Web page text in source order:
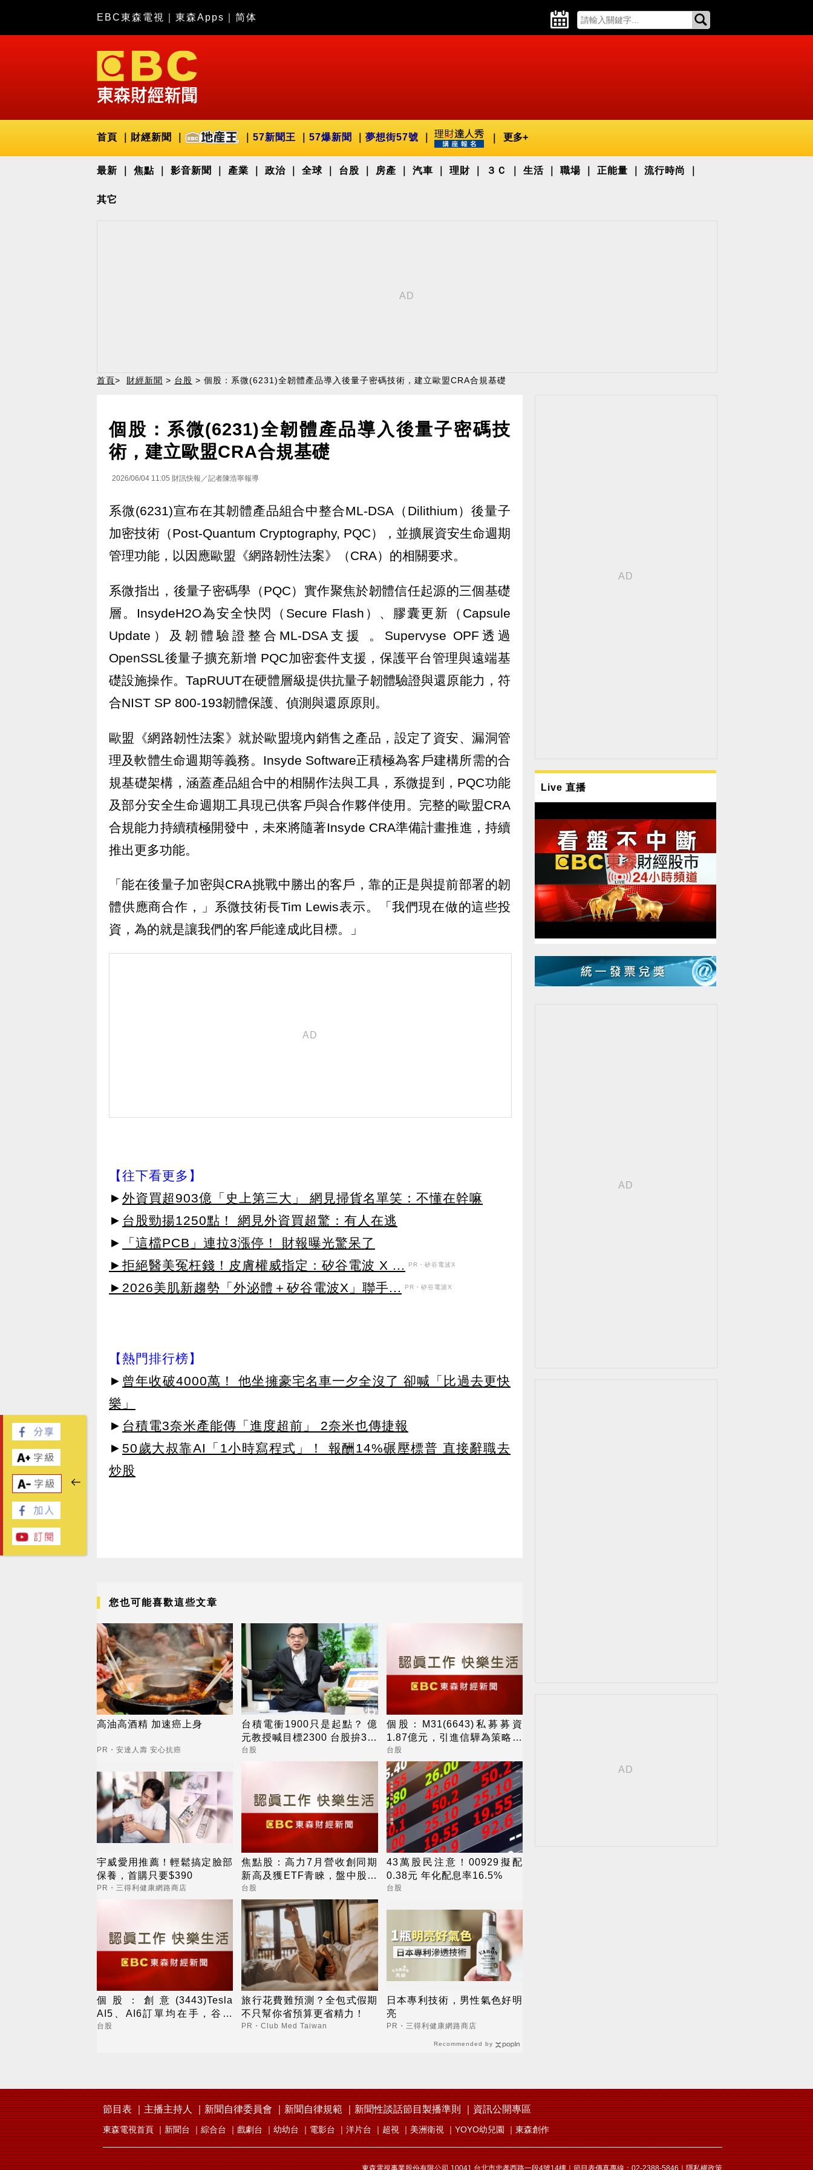
EBC東森電視 東森Apps 简体
首頁 財經新聞 57新聞王 57爆新聞 夢想街57號 更多+
最新 焦點 影音新聞 產業 政治 全球 台股 房產 汽車 理財 ３Ｃ 生活 職場 正能量 流行時尚
其它
首頁> 財經新聞 > 台股 > 個股：系微(6231)全韌體產品導入後量子密碼技術，建立歐盟CRA合規基礎
個股：系微(6231)全韌體產品導入後量子密碼技
術，建立歐盟CRA合規基礎
2026/06/04 11:05 財訊快報／記者陳浩寧報導
系微(6231)宣布在其韌體產品組合中整合ML-DSA（Dilithium）後量子
加密技術（Post-Quantum Cryptography, PQC），並擴展資安生命週期
管理功能，以因應歐盟《網路韌性法案》（CRA）的相關要求。
系微指出，後量子密碼學（PQC）實作聚焦於韌體信任起源的三個基礎
層。InsydeH2O為安全快閃（Secure Flash）、膠囊更新（Capsule
Update）及韌體驗證整合ML-DSA支援 。Supervyse OPF透過
OpenSSL後量子擴充新增 PQC加密套件支援，保護平台管理與遠端基
礎設施操作。TapRUUT在硬體層級提供抗量子韌體驗證與還原能力，符
合NIST SP 800-193韌體保護、偵測與還原原則。
歐盟《網路韌性法案》就於歐盟境內銷售之產品，設定了資安、漏洞管
理及軟體生命週期等義務。Insyde Software正積極為客戶建構所需的合
規基礎架構，涵蓋產品組合中的相關作法與工具，系微提到，PQC功能
及部分安全生命週期工具現已供客戶與合作夥伴使用。完整的歐盟CRA
合規能力持續積極開發中，未來將隨著Insyde CRA準備計畫推進，持續
推出更多功能。
「能在後量子加密與CRA挑戰中勝出的客戶，靠的正是與提前部署的韌
體供應商合作，」系微技術長Tim Lewis表示。「我們現在做的這些投
資，為的就是讓我們的客戶能達成此目標。」
【往下看更多】
► 外資買超903億「史上第三大」 網見掃貨名單笑：不懂在幹嘛
► 台股勁揚1250點！ 網見外資買超驚：有人在逃
►
「這檔PCB」連拉3漲停！ 財報曝光驚呆了
►拒絕醫美冤枉錢！皮膚權威指定：矽谷電波 X ...
PR・矽谷電波X
►2026美肌新趨勢「外泌體＋矽谷電波X」聯手... PR・矽谷電波X
【熱門排行榜】
► 曾年收破4000萬！ 他坐擁豪宅名車一夕全沒了 卻喊「比過去更快
樂」
► 台積電3奈米產能傳「進度超前」 2奈米也傳捷報
► 50歲大叔靠AI「1小時寫程式」！ 報酬14%碾壓標普 直接辭職去
炒股
您也可能喜歡這些文章
高油高酒精 加速癌上身
PR・安達人壽 安心抗癌
台積電衝1900只是起點？ 億
元教授喊目標2300 台股拚3萬
7
台股
個股：M31(6643)私募募資
1.87億元，引進信驊為策略性
投資人
台股
宇威愛用推薦！輕鬆搞定臉部
保養，首購只要$390
PR・三得利健康網路商店
焦點股：高力7月營收創同期
新高及獲ETF青睞，盤中股價
亮燈突破半年線壓力
台股
43萬股民注意！00929擬配
0.38元 年化配息率16.5%
台股
個股：創意(3443)Tesla
AI5、AI6訂單均在手，谷歌
Axion2 CPU出貨有上修空間
台股
旅行花費難預測？全包式假期
不只幫你省預算更省精力！
PR・Club Med Taiwan
日本專利技術，男性氣色好明
亮
PR・三得利健康網路商店
Recommended by
Live 直播
節目表 主播主持人 新聞自律委員會 新聞自律規範 新聞性談話節目製播準則 資訊公開專區
東森電視首頁 新聞台 綜合台 戲劇台 幼幼台 電影台 洋片台 超視 美洲衛視 YOYO幼兒園 東森創作